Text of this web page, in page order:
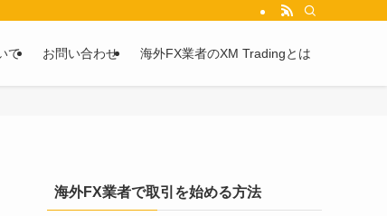
2chや5chからピックアップしています。
て お問い合わせ 海外FX業者のXM Tradingとは
海外FX業者で取引を始める方法